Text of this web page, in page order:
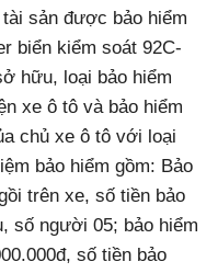
sản được bảo hiểm
biển kiểm soát 92C-
hữu, loại bảo hiểm
xe ô tô và bảo hiểm
chủ xe ô tô với loại
bảo hiểm gồm: Bảo
trên xe, số tiền bảo
số người 05; bảo hiểm
số tiền bảo